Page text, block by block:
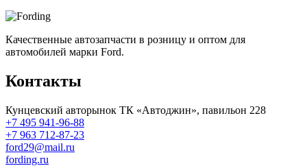
Качественные автозапчасти в розницу и оптом для
автомобилей марки Ford.
Контакты
Кунцевский авторынок ТК «Автоджин», павильон 228
+7 495 941-96-88
+7 963 712-87-23
ford29@mail.ru
fording.ru